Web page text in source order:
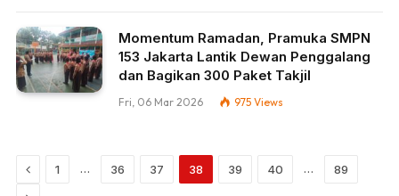
Momentum Ramadan, Pramuka SMPN
153 Jakarta Lantik Dewan Penggalang
dan Bagikan 300 Paket Takjil
Fri, 06 Mar 2026 975 Views
Previous
1 … 36 37 38 39 40 … 89